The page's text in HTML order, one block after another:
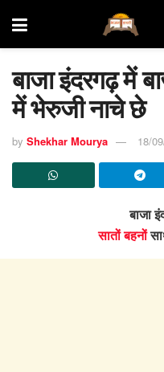
बाजा इंदरगढ़ में
में भेरुजी नाचे छे
by Shekhar Mourya 18/
बाजा
सातों बहनों